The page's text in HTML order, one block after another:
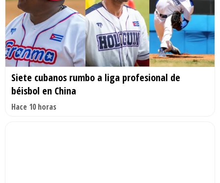
Siete cubanos rumbo a liga profesional de
béisbol en China
Hace 10 horas